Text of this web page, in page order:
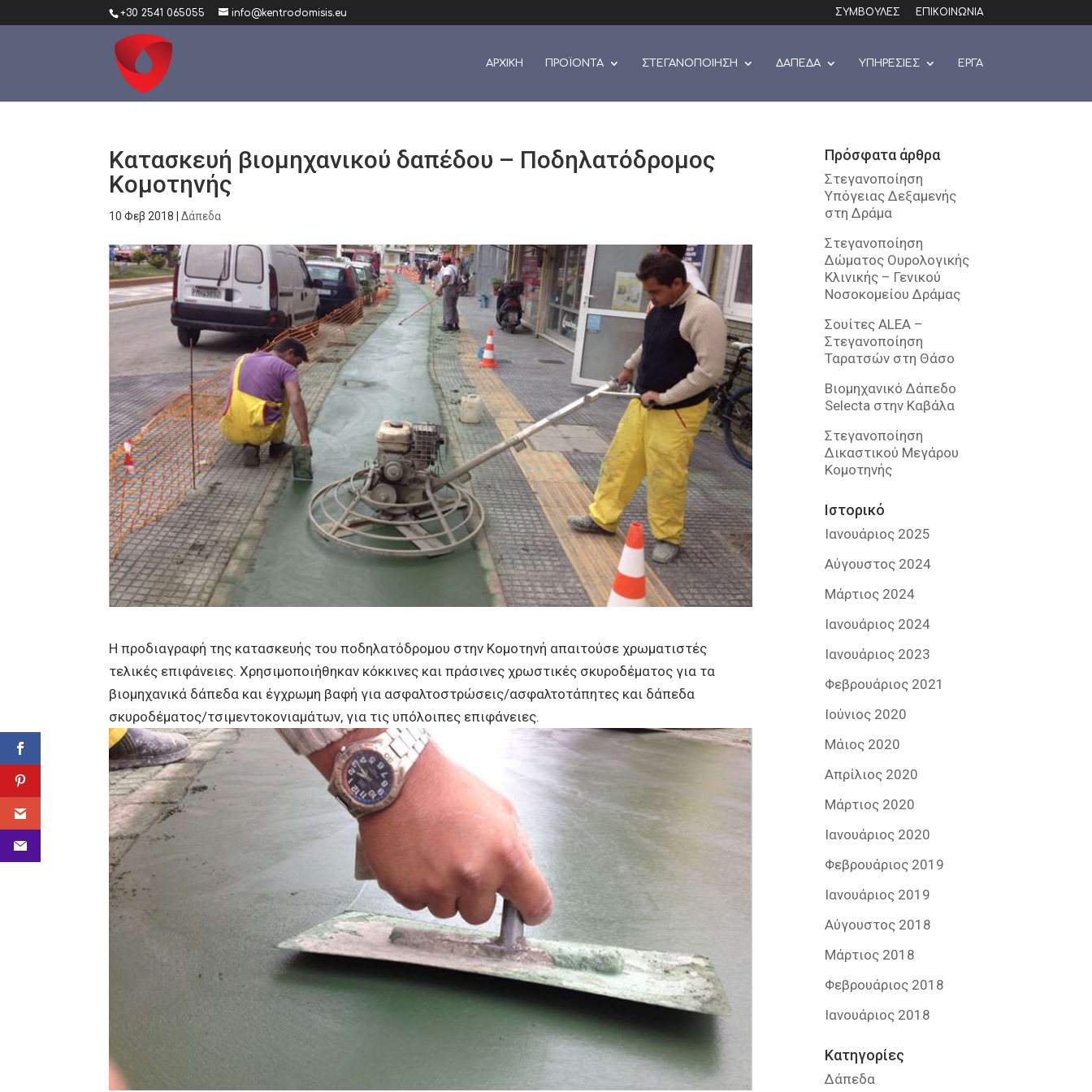
+30 2541 065055 info@kentrodomisis.eu ΣΥΜΒΟΥΛΕΣ ΕΠΙΚΟΙΝΩΝΙΑ
ΑΡΧΙΚΗ ΠΡΟΪΟΝΤΑ ΣΤΕΓΑΝΟΠΟΙΗΣΗ ΔΑΠΕΔΑ ΥΠΗΡΕΣΙΕΣ ΕΡΓΑ
Κατασκευή βιομηχανικού δαπέδου – Ποδηλατόδρομος
Κομοτηνής
10 Φεβ 2018 |Δάπεδα
Η προδιαγραφή της κατασκευής του ποδηλατόδρομου στην Κομοτηνή απαιτούσε χρωματιστές
τελικές επιφάνειες. Χρησιμοποιήθηκαν κόκκινες και πράσινες χρωστικές σκυροδέματος για τα
βιομηχανικά δάπεδα και έγχρωμη βαφή για ασφαλτοστρώσεις/ασφαλτοτάπητες και δάπεδα
σκυροδέματος/τσιμεντοκονιαμάτων, για τις υπόλοιπες επιφάνειες.
Πρόσφατα άρθρα
Στεγανοποίηση
Υπόγειας Δεξαμενής
στη Δράμα
Στεγανοποίηση
Δώματος Ουρολογικής
Κλινικής – Γενικού
Νοσοκομείου Δράμας
Σουίτες ALEA –
Στεγανοποίηση
Ταρατσών στη Θάσο
Βιομηχανικό Δάπεδο
Selecta στην Καβάλα
Στεγανοποίηση
Δικαστικού Μεγάρου
Κομοτηνής
Ιστορικό
Ιανουάριος 2025
Αύγουστος 2024
Μάρτιος 2024
Ιανουάριος 2024
Ιανουάριος 2023
Φεβρουάριος 2021
Ιούνιος 2020
Μάιος 2020
Απρίλιος 2020
Μάρτιος 2020
Ιανουάριος 2020
Φεβρουάριος 2019
Ιανουάριος 2019
Αύγουστος 2018
Μάρτιος 2018
Φεβρουάριος 2018
Ιανουάριος 2018
Kατηγορίες
Δάπεδα